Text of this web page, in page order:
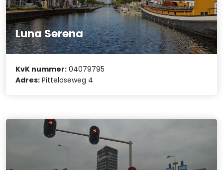
Luna Serena
KvK nummer: 04079795
Adres: Pitteloseweg 4